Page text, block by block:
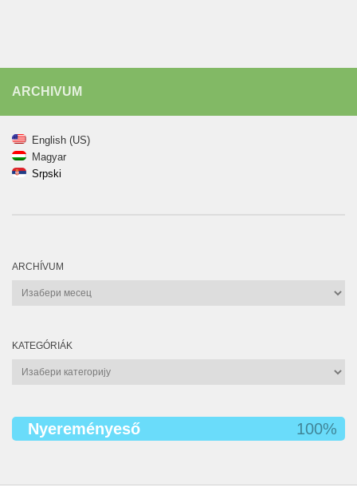
ARCHIVUM
English (US)
Magyar
Srpski
ARCHÍVUM
Archívum
KATEGÓRIÁK
Kategóriák
Nyereményeső 100%